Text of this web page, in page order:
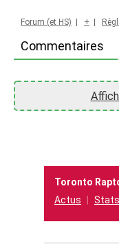
Commentaires
Forum (et HS) +
Toronto
Actus
Stats